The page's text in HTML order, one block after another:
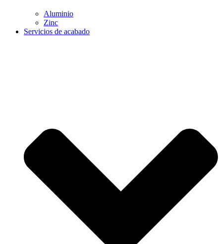
Aluminio
Zinc
Servicios de acabado